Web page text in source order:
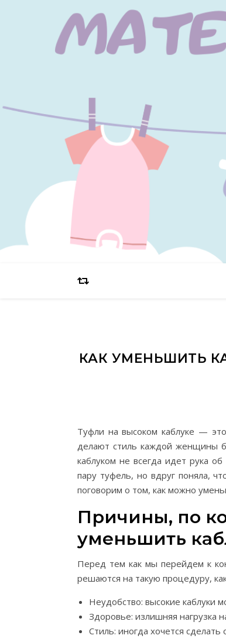
КАК УМЕНЬШИТЬ
Туфли на высоком каблуке —
делают стиль каждой женщины
каблуком не всегда идет рука
пару туфель, но вдруг поняла,
поговорим о том, как можно
Причины, по
уменьшить
Перед тем как мы перейдем к
решаются на такую процедуру,
Неудобство: высокие каблуки
Здоровье: излишняя нагрузка
Стиль: иногда хочется